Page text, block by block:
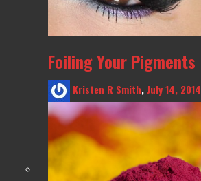
Foiling Your Pigments
Kristen R Smith,July 14, 2014